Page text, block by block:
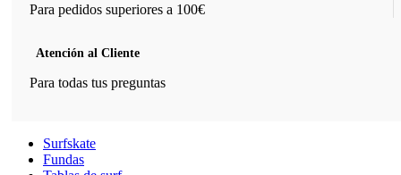
Para pedidos superiores a 100€
Atención al Cliente
Para todas tus preguntas
Surfskate
Fundas